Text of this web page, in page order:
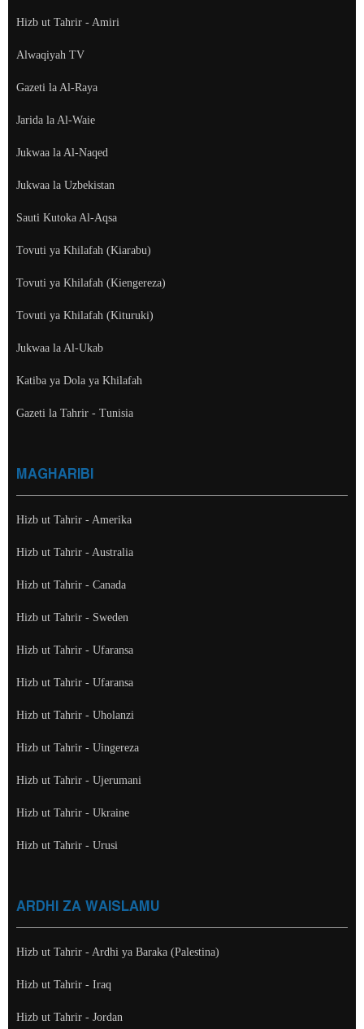
Hizb ut Tahrir - Amiri
Alwaqiyah TV
Gazeti la Al-Raya
Jarida la Al-Waie
Jukwaa la Al-Naqed
Jukwaa la Uzbekistan
Sauti Kutoka Al-Aqsa
Tovuti ya Khilafah (Kiarabu)
Tovuti ya Khilafah (Kiengereza)
Tovuti ya Khilafah (Kituruki)
Jukwaa la Al-Ukab
Katiba ya Dola ya Khilafah
Gazeti la Tahrir - Tunisia
MAGHARIBI
Hizb ut Tahrir - Amerika
Hizb ut Tahrir - Australia
Hizb ut Tahrir - Canada
Hizb ut Tahrir - Sweden
Hizb ut Tahrir - Ufaransa
Hizb ut Tahrir - Ufaransa
Hizb ut Tahrir - Uholanzi
Hizb ut Tahrir - Uingereza
Hizb ut Tahrir - Ujerumani
Hizb ut Tahrir - Ukraine
Hizb ut Tahrir - Urusi
ARDHI ZA WAISLAMU
Hizb ut Tahrir - Ardhi ya Baraka (Palestina)
Hizb ut Tahrir - Iraq
Hizb ut Tahrir - Jordan